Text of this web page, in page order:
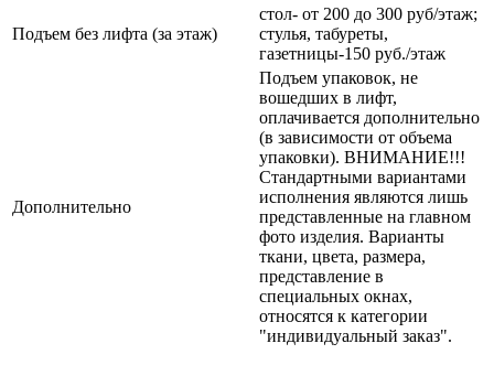
Подъем без лифта (за этаж)
стол- от 200 до 300 руб/этаж;
стулья, табуреты,
газетницы-150 руб./этаж
Дополнительно
Подъем упаковок, не
вошедших в лифт,
оплачивается дополнительно
(в зависимости от объема
упаковки). ВНИМАНИЕ!!!
Стандартными вариантами
исполнения являются лишь
представленные на главном
фото изделия. Варианты
ткани, цвета, размера,
представление в
специальных окнах,
относятся к категории
"индивидуальный заказ".